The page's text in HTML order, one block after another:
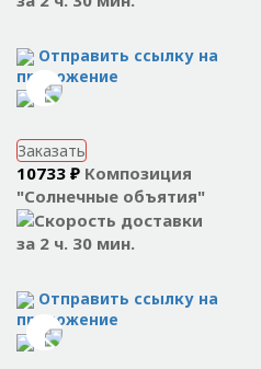
Отправить ссылку на
приложение
Заказать
10733 ₽ Композиция
"Солнечные объятия"
за 2 ч. 30 мин.
Отправить ссылку на
приложение